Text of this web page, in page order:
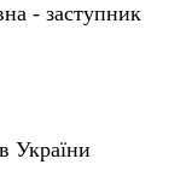
- заступник
України